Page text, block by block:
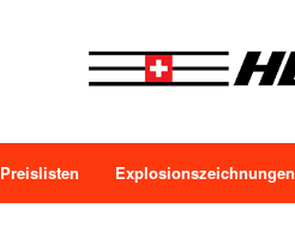
Preislisten Explosionszeichnungen